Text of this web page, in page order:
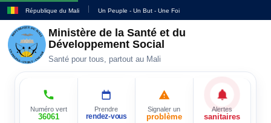
République du Mali Un Peuple - Un But - Une Foi
Ministère de la Santé et du
Développement Social
Santé pour tous, partout au Mali
Numéro vert
36061
Prendre
rendez-vous
Signaler un
problème
Alertes
sanitaires